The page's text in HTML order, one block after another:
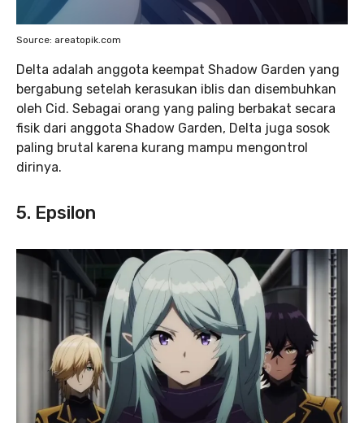
Source: areatopik.com
Delta adalah anggota keempat Shadow Garden yang
bergabung setelah kerasukan iblis dan disembuhkan
oleh Cid. Sebagai orang yang paling berbakat secara
fisik dari anggota Shadow Garden, Delta juga sosok
paling brutal karena kurang mampu mengontrol
dirinya.
5. Epsilon